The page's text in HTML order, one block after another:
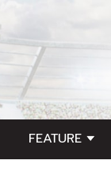
FEATURE